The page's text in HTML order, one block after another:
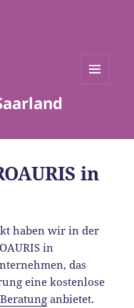
in
haben wir in der
in
das
eine kostenlose
anbietet.